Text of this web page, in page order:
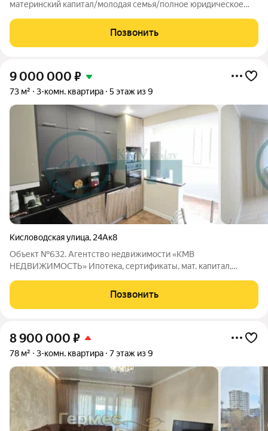
материнский капитал/молодая семья/полное юридическое
недвижимости. В продаже светлая трехкомнатная квартира
площадью 72,3 кв.м. с хорошим
Позвонить
9 000 000 ₽
73 м² 3-комн. квартира 5 этаж из 9
Кисловодская улица, 24Ак8
Объект №632. Агентство недвижимости «КМВ
НЕДВИЖИМОСТЬ» Ипотека, сертификаты, мат. капитал,
сопровождение, Квалифицированный подбор и
консультирование Только актуальные объекты недвижимости
Позвонить
8 900 000 ₽
78 м² 3-комн. квартира 7 этаж из 9